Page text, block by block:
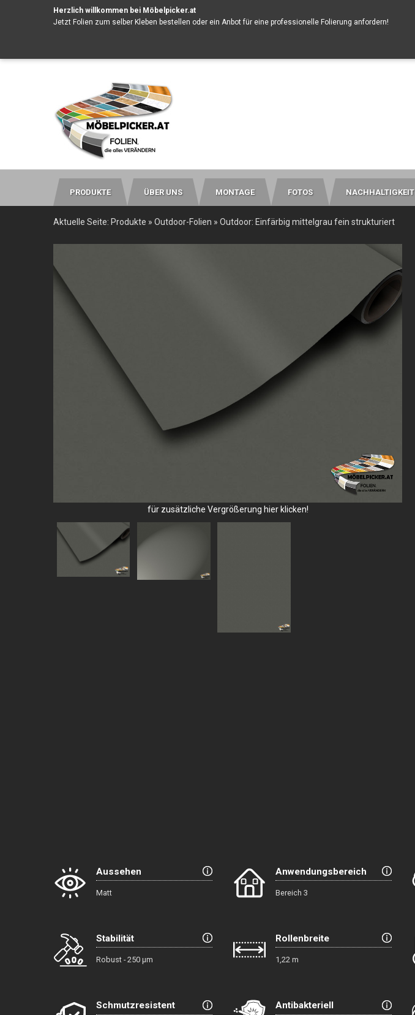
Herzlich willkommen bei Möbelpicker.at
Jetzt Folien zum selber Kleben bestellen oder ein Anbot für eine professionelle Folierung anfordern!
PRODUKTE ÜBER UNS MONTAGE FOTOS NACHHALTIGKEIT
Aktuelle Seite: Produkte » Outdoor-Folien » Outdoor: Einfärbig mittelgrau fein strukturiert
für zusätzliche Vergrößerung hier klicken!
Aussehen
Matt
Anwendungsbereich
Bereich 3
Stabilität
Robust - 250 µm
Rollenbreite
1,22 m
Schmutzresistent Antibakteriell